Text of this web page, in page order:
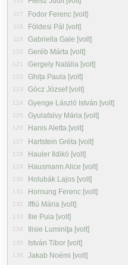
117 Fodor Ferenc [volt]
118 Földesi Pál [volt]
119 Gabriella Gale [volt]
120 Geréb Márta [volt]
121 Gergely Natália [volt]
122 Ghița Paula [volt]
123 Gócz József [volt]
124 Gyenge László István [volt]
125 Gyulafalvy Mária [volt]
126 Hanis Aletta [volt]
127 Hartstein Gréta [volt]
128 Hauler Ildikó [volt]
129 Hausmann Alice [volt]
130 Holubák Lajos [volt]
131 Hornung Ferenc [volt]
132 Iffiú Mária [volt]
133 Ilie Puia [volt]
134 Ilisie Luminiţa [volt]
135 István Tibor [volt]
136 Jakab Noémi [volt]